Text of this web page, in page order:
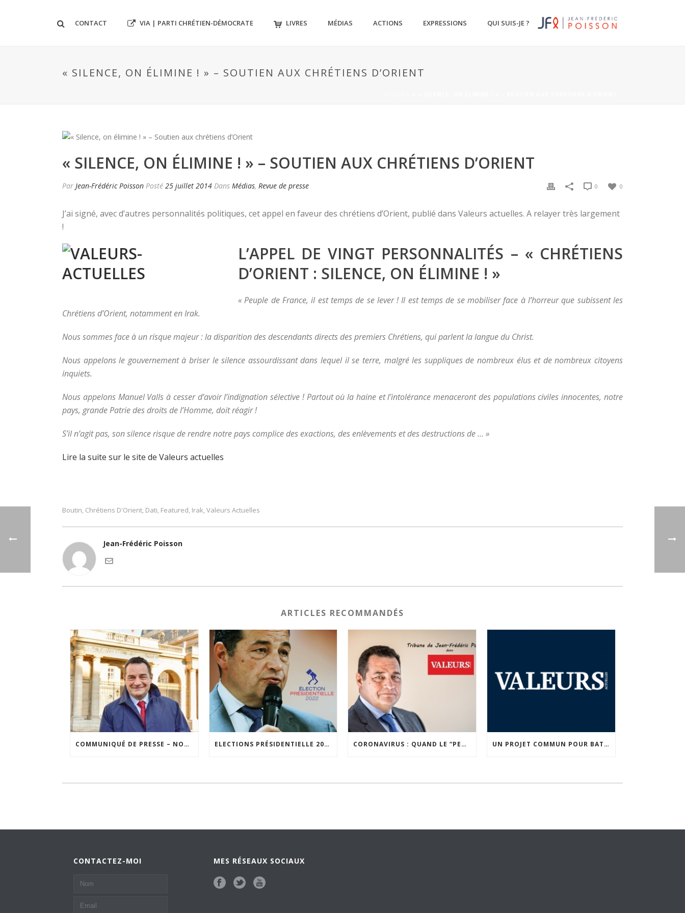
QUI SUIS-JE ?
EXPRESSIONS
ACTIONS
MÉDIAS
LIVRES
VIA | PARTI CHRÉTIEN-DÉMOCRATE
CONTACT
« SILENCE, ON ÉLIMINE ! » – SOUTIEN AUX CHRÉTIENS D’ORIENT
« SILENCE, ON ÉLIMINE ! » – SOUTIEN AUX CHRÉTIENS D’ORIENT
Par Jean-Frédéric Poisson Posté 25 juillet 2014 Dans Médias, Revue de presse 0
0
J’ai signé, avec d’autres personnalités politiques, cet appel en faveur des chrétiens d’Orient, publié dans Valeurs actuelles. A relayer très largement
!
L’APPEL DE VINGT PERSONNALITÉS – « CHRÉTIENS
D’ORIENT : SILENCE, ON ÉLIMINE ! »
« Peuple de France, il est temps de se lever ! Il est temps de se mobiliser face à l’horreur que subissent les
Chrétiens d’Orient, notamment en Irak.
Nous sommes face à un risque majeur : la disparition des descendants directs des premiers Chrétiens, qui parlent la langue du Christ.
Nous appelons le gouvernement à briser le silence assourdissant dans lequel il se terre, malgré les suppliques de nombreux élus et de nombreux citoyens
inquiets.
Nous appelons Manuel Valls à cesser d’avoir l’indignation sélective ! Partout où la haine et l’intolérance menaceront des populations civiles innocentes, notre
pays, grande Patrie des droits de l’Homme, doit réagir !
S’il n’agit pas, son silence risque de rendre notre pays complice des exactions, des enlèvements et des destructions de … »
Lire la suite sur le site de Valeurs actuelles
Boutin, Chrétiens D'Orient, Dati, Featured, Irak, Valeurs Actuelles
Jean-Frédéric Poisson
ARTICLES RECOMMANDÉS
COMMUNIQUÉ DE PRESSE – NON AU FICHAGE DES FRANÇAIS SUR LEURS OPINIONS ELECTIONS PRÉSIDENTIELLE 2022 : JEAN-FRÉDÉRIC POISSON SE LANCE DANS LA BATAILLE POUR DÉFENDRE UN PROJET ALTERNATIF À CELUI D’EMMANUEL MACRON CORONAVIRUS : QUAND LE “PENSER PRINTEMPS” ET LE “EN MÊME TEMPS” SE FRACASSENT SUR LE RÉEL ! TRIBUNE DE JF POISSON UN PROJET COMMUN POUR BATTRE MACRON EN 2022 !
CONTACTEZ-MOI MES RÉSEAUX SOCIAUX